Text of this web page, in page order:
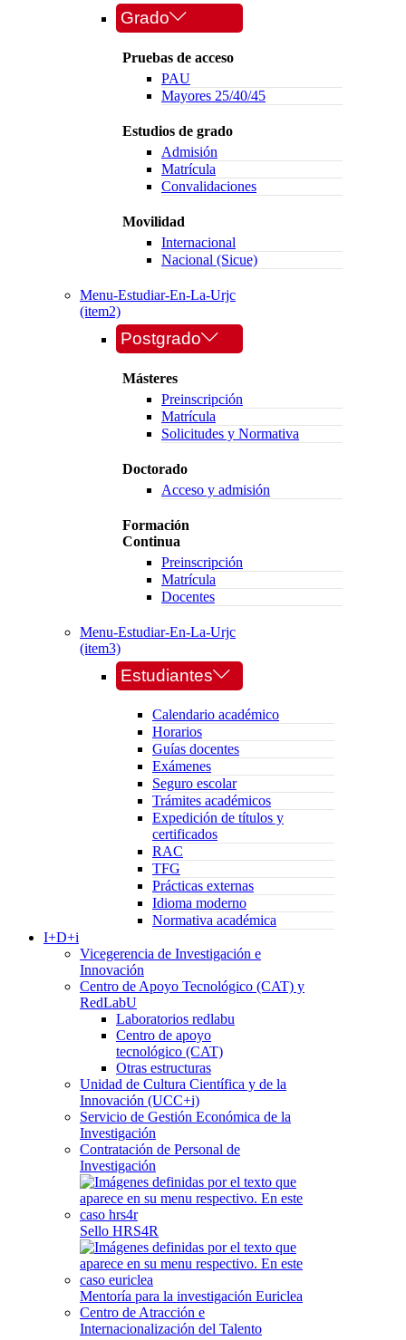
Grado
Pruebas de acceso
PAU
Mayores 25/40/45
Estudios de grado
Admisión
Matrícula
Convalidaciones
Movilidad
Internacional
Nacional (Sicue)
Menu-Estudiar-En-La-Urjc
(item2)
Postgrado
Másteres
Preinscripción
Matrícula
Solicitudes y Normativa
Doctorado
Acceso y admisión
Formación
Continua
Preinscripción
Matrícula
Docentes
Menu-Estudiar-En-La-Urjc
(item3)
Estudiantes
Calendario académico
Horarios
Guías docentes
Exámenes
Seguro escolar
Trámites académicos
Expedición de títulos y
certificados
RAC
TFG
Prácticas externas
Idioma moderno
Normativa académica
I+D+i
Vicegerencia de Investigación e
Innovación
Centro de Apoyo Tecnológico (CAT) y
RedLabU
Laboratorios redlabu
Centro de apoyo
tecnológico (CAT)
Otras estructuras
Unidad de Cultura Científica y de la
Innovación (UCC+i)
Servicio de Gestión Económica de la
Investigación
Contratación de Personal de
Investigación
Sello HRS4R
Mentoría para la investigación Euriclea
Centro de Atracción e
Internacionalización del Talento